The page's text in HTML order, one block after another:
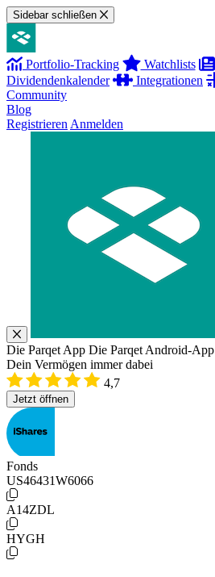
Sidebar schließen
Portfolio-Tracking Watchlists
Dividendenkalender
Integrationen
Community
Blog
Registrieren Anmelden
Die Parqet App Die Parqet Android-App
Dein Vermögen immer dabei
4,7
Jetzt öffnen
Fonds
US46431W6066
A14ZDL
HYGH